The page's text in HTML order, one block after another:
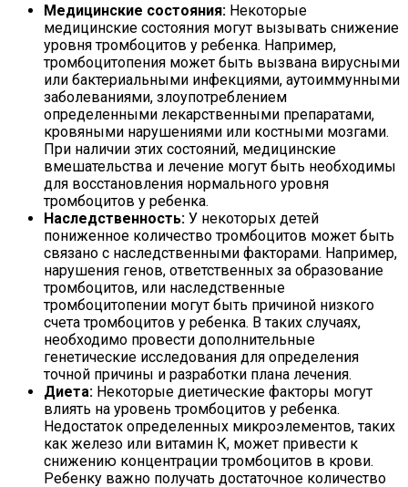
Медицинские состояния: Некоторые
медицинские состояния могут вызывать снижение
уровня тромбоцитов у ребенка. Например,
тромбоцитопения может быть вызвана вирусными
или бактериальными инфекциями, аутоиммунными
заболеваниями, злоупотреблением
определенными лекарственными препаратами,
кровяными нарушениями или костными мозгами.
При наличии этих состояний, медицинские
вмешательства и лечение могут быть необходимы
для восстановления нормального уровня
тромбоцитов у ребенка.
Наследственность: У некоторых детей
пониженное количество тромбоцитов может быть
связано с наследственными факторами. Например,
нарушения генов, ответственных за образование
тромбоцитов, или наследственные
тромбоцитопении могут быть причиной низкого
счета тромбоцитов у ребенка. В таких случаях,
необходимо провести дополнительные
генетические исследования для определения
точной причины и разработки плана лечения.
Диета: Некоторые диетические факторы могут
влиять на уровень тромбоцитов у ребенка.
Недостаток определенных микроэлементов, таких
как железо или витамин К, может привести к
снижению концентрации тромбоцитов в крови.
Ребенку важно получать достаточное количество